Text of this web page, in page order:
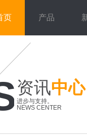
页 产品
资讯中心
进步与支持。
NEWS CENTER